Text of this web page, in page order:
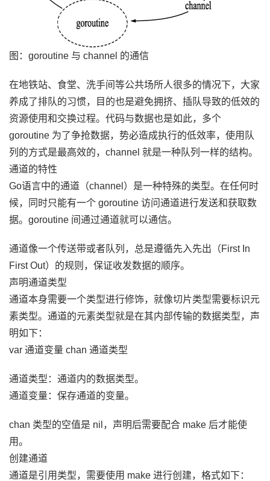
图：goroutine 与 channel 的通信
在地铁站、食堂、洗手间等公共场所人很多的情况下，大家
养成了排队的习惯，目的也是避免拥挤、插队导致的低效的
资源使用和交换过程。代码与数据也是如此，多个
goroutine 为了争抢数据，势必造成执行的低效率，使用队
列的方式是最高效的，channel 就是一种队列一样的结构。
通道的特性
Go语言中的通道（channel）是一种特殊的类型。在任何时
候，同时只能有一个 goroutine 访问通道进行发送和获取数
据。goroutine 间通过通道就可以通信。
通道像一个传送带或者队列，总是遵循先入先出（First In
First Out）的规则，保证收发数据的顺序。
声明通道类型
通道本身需要一个类型进行修饰，就像切片类型需要标识元
素类型。通道的元素类型就是在其内部传输的数据类型，声
明如下：
var 通道变量 chan 通道类型
通道类型：通道内的数据类型。
通道变量：保存通道的变量。
chan 类型的空值是 nil，声明后需要配合 make 后才能使
用。
创建通道
通道是引用类型，需要使用 make 进行创建，格式如下：